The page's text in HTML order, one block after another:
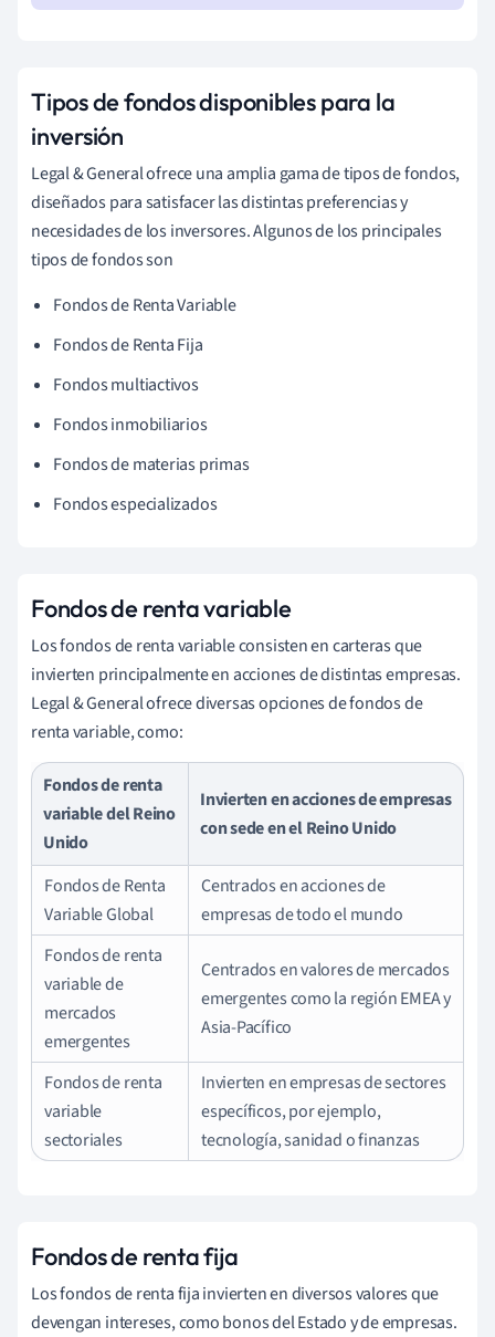
Tipos de fondos disponibles para la
inversión
Legal & General ofrece una amplia gama de tipos de fondos,
diseñados para satisfacer las distintas preferencias y
necesidades de los inversores. Algunos de los principales
tipos de fondos son
Fondos de Renta Variable
Fondos de Renta Fija
Fondos multiactivos
Fondos inmobiliarios
Fondos de materias primas
Fondos especializados
Fondos de renta variable
Los fondos de renta variable consisten en carteras que
invierten principalmente en acciones de distintas empresas.
Legal & General ofrece diversas opciones de fondos de
renta variable, como:
Fondos de renta
variable del Reino
Unido
Invierten en acciones de empresas
con sede en el Reino Unido
Fondos de Renta
Variable Global
Centrados en acciones de
empresas de todo el mundo
Fondos de renta
variable de
mercados
emergentes
Centrados en valores de mercados
emergentes como la región EMEA y
Asia-Pacífico
Fondos de renta
variable
sectoriales
Invierten en empresas de sectores
específicos, por ejemplo,
tecnología, sanidad o finanzas
Fondos de renta fija
Los fondos de renta fija invierten en diversos valores que
devengan intereses, como bonos del Estado y de empresas.